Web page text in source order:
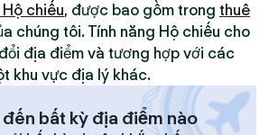
chiếu, được bao gồm trong thuê
chúng tôi. Tính năng Hộ chiếu cho
địa điểm và tương hợp với các
khu vực địa lý khác.
bất kỳ địa điểm nào